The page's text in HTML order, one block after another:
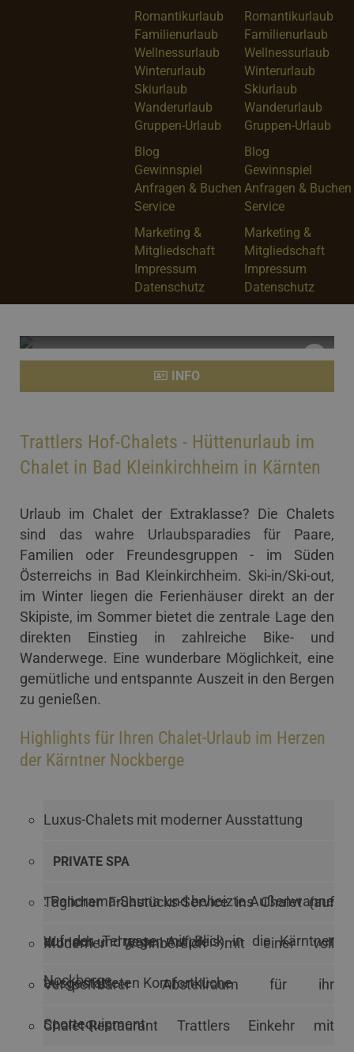
Romantikurlaub
Familienurlaub
Wellnessurlaub
Winterurlaub
Skiurlaub
Wanderurlaub
Gruppen-Urlaub
Blog
Gewinnspiel
Anfragen & Buchen
Service
Marketing &
Mitgliedschaft
Impressum
Datenschutz
Romantikurlaub
Familienurlaub
Wellnessurlaub
Winterurlaub
Skiurlaub
Wanderurlaub
Gruppen-Urlaub
Blog
Gewinnspiel
Anfragen & Buchen
Service
Marketing &
Mitgliedschaft
Impressum
Datenschutz
Trattlers Hof-Chalets
INFO
Trattlers Hof-Chalets - Hüttenurlaub im
Chalet in Bad Kleinkirchheim in Kärnten
Urlaub im Chalet der Extraklasse? Die Chalets
sind das wahre Urlaubsparadies für Paare,
Familien oder Freundesgruppen - im Süden
Österreichs in Bad Kleinkirchheim. Ski-in/Ski-out,
im Winter liegen die Ferienhäuser direkt an der
Skipiste, im Sommer bietet die zentrale Lage den
direkten Einstieg in zahlreiche Bike- und
Wanderwege. Eine wunderbare Möglichkeit, eine
gemütliche und entspannte Auszeit in den Bergen
zu genießen.
Highlights für Ihren Chalet-Urlaub im Herzen
der Kärntner Nockberge
Luxus-Chalets mit moderner Ausstattung
PRIVATE SPA
: Panorama-Sauna und beheizte Außenwanne
auf der Terrasse mit Blick in die Kärntner
Nockberge
Täglicher Frühstücks-Service ins Chalet (auf
Wunsch und gegen Aufpreis)
Moderner Wohnbereich mit einer voll
ausgestatteten Komfortküche
Versperrbarer Abstellraum für ihr
Sportequipment
Chalet-Restaurant Trattlers Einkehr mit